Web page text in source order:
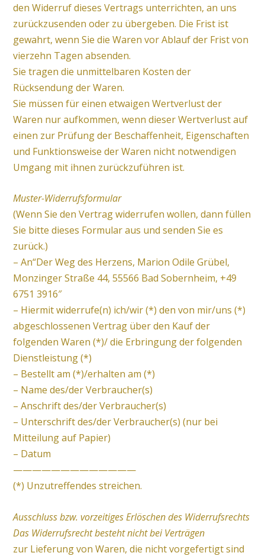
den Widerruf dieses Vertrags unterrichten, an uns
zurückzusenden oder zu übergeben. Die Frist ist
gewahrt, wenn Sie die Waren vor Ablauf der Frist von
vierzehn Tagen absenden.
Sie tragen die unmittelbaren Kosten der
Rücksendung der Waren.
Sie müssen für einen etwaigen Wertverlust der
Waren nur aufkommen, wenn dieser Wertverlust auf
einen zur Prüfung der Beschaffenheit, Eigenschaften
und Funktionsweise der Waren nicht notwendigen
Umgang mit ihnen zurückzuführen ist.
Muster-Widerrufsformular
(Wenn Sie den Vertrag widerrufen wollen, dann füllen
Sie bitte dieses Formular aus und senden Sie es
zurück.)
– An“Der Weg des Herzens, Marion Odile Grübel,
Monzinger Straße 44, 55566 Bad Sobernheim, +49
6751 3916″
– Hiermit widerrufe(n) ich/wir (*) den von mir/uns (*)
abgeschlossenen Vertrag über den Kauf der
folgenden Waren (*)/ die Erbringung der folgenden
Dienstleistung (*)
– Bestellt am (*)/erhalten am (*)
– Name des/der Verbraucher(s)
– Anschrift des/der Verbraucher(s)
– Unterschrift des/der Verbraucher(s) (nur bei
Mitteilung auf Papier)
– Datum
—————————————
(*) Unzutreffendes streichen.
Ausschluss bzw. vorzeitiges Erlöschen des Widerrufsrechts
Das Widerrufsrecht besteht nicht bei Verträgen
zur Lieferung von Waren, die nicht vorgefertigt sind